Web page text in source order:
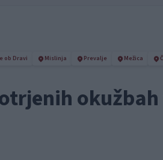
ob Dravi Mislinja Prevalje Mežica